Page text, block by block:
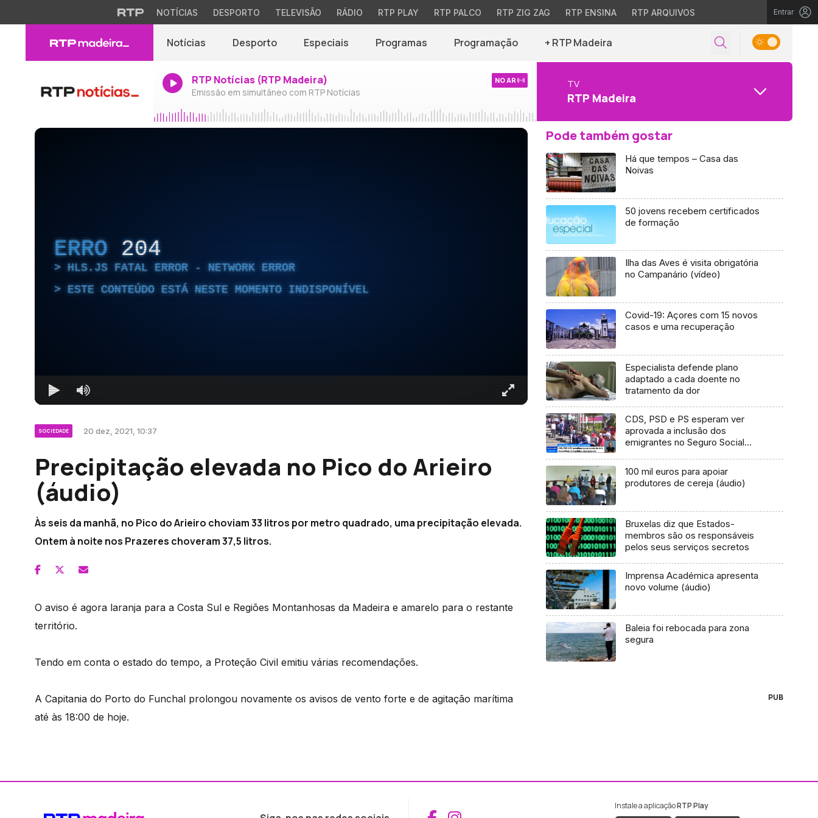
NOTÍCIAS DESPORTO TELEVISÃO RÁDIO RTP PLAY RTP PALCO RTP ZIG ZAG RTP ENSINA RTP ARQUIVOS Entrar
Notícias Desporto Especiais Programas Programação + RTP Madeira
RTP Notícias (RTP Madeira)
Emissão em simultâneo com RTP Notícias
NO AR TV
RTP Madeira
ERRO 204
HLS.JS FATAL ERROR - NETWORK ERROR
ESTE CONTEÚDO ESTÁ NESTE MOMENTO INDISPONÍVEL
SOCIEDADE 20 dez, 2021, 10:37
Precipitação elevada no Pico do Arieiro
(áudio)
Às seis da manhã, no Pico do Arieiro choviam 33 litros por metro quadrado, uma precipitação elevada.
Ontem à noite nos Prazeres choveram 37,5 litros.
O aviso é agora laranja para a Costa Sul e Regiões Montanhosas da Madeira e amarelo para o restante
território.
Tendo em conta o estado do tempo, a Proteção Civil emitiu várias recomendações.
A Capitania do Porto do Funchal prolongou novamente os avisos de vento forte e de agitação marítima
até às 18:00 de hoje.
Pode também gostar
Há que tempos – Casa das
Noivas
50 jovens recebem certificados
de formação
Ilha das Aves é visita obrigatória
no Campanário (vídeo)
Covid-19: Açores com 15 novos
casos e uma recuperação
Especialista defende plano
adaptado a cada doente no
tratamento da dor
CDS, PSD e PS esperam ver
aprovada a inclusão dos
emigrantes no Seguro Social
100 mil euros para apoiar
produtores de cereja (áudio)
Bruxelas diz que Estados-
membros são os responsáveis
pelos seus serviços secretos
Imprensa Académica apresenta
novo volume (áudio)
Baleia foi rebocada para zona
segura
PUB
Instale a aplicaçãoRTP Play